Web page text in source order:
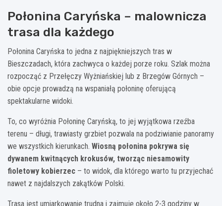
Połonina Caryńska – malownicza
trasa dla każdego
Połonina Caryńska to jedna z najpiękniejszych tras w
Bieszczadach, która zachwyca o każdej porze roku. Szlak można
rozpocząć z Przełęczy Wyżniańskiej lub z Brzegów Górnych –
obie opcje prowadzą na wspaniałą połoninę oferującą
spektakularne widoki.
To, co wyróżnia Połoninę Caryńską, to jej wyjątkowa rzeźba
terenu – długi, trawiasty grzbiet pozwala na podziwianie panoramy
we wszystkich kierunkach. Wiosną połonina pokrywa się
dywanem kwitnących krokusów, tworząc niesamowity
fioletowy kobierzec – to widok, dla którego warto tu przyjechać
nawet z najdalszych zakątków Polski.
Trasa jest umiarkowanie trudna i zajmuje około 2-3 godziny w